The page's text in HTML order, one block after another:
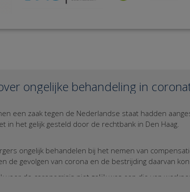
ongelijke behandeling in
een zaak tegen de Nederlandse staat hadden
in het gelijk gesteld door de rechtbank in Den Haag.
ongelijk behandelen bij het nemen van
de gevolgen van corona en de bestrijding daarvan
voor de coronacrisis niet gelijk was aan die van
situatie en dus mocht de Staat ook ongelijke